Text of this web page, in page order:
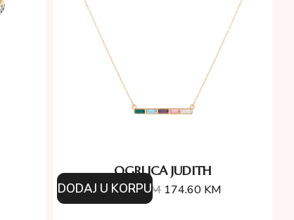
OGRLICA JUDITH
194.00KM 174.60 KM
DODAJ U KORPU